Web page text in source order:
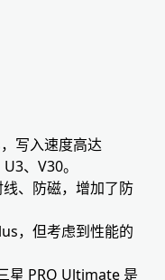
写入速度高达
、V30。
、防磁，增加了防
，但考虑到性能的
星 PRO Ultimate 是